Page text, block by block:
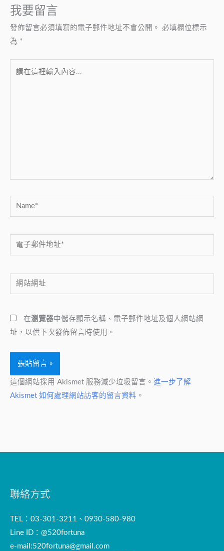
我要留言
發佈留言必須填寫的電子郵件地址不會公開。 必填欄位標示
為 *
Name*
電
子
件
地
*
網
站
址
在瀏覽器中儲存顯示名稱、電子郵件地址及個人網站網
址，以供下次發佈留言時使用。
這個網站採用 Akismet 服務減少垃圾留言。 進一步了解
Akismet 如何處理網站訪客的留言資料 。
聯絡方式
TEL：03-301-3211、0930-580-980
Line ID：@520fortuna
e-mail:520fortuna@gmail.com